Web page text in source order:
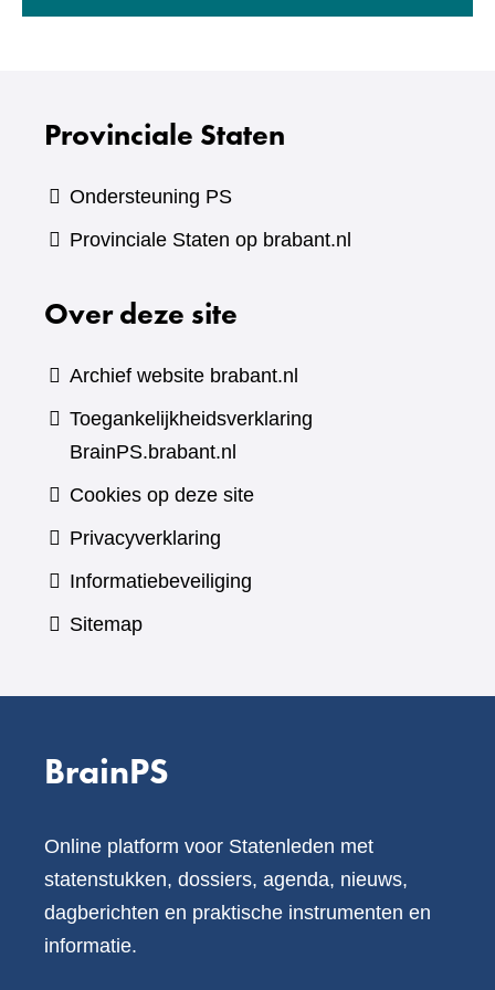
Provinciale Staten
Ondersteuning PS
Provinciale Staten op brabant.nl
Over deze site
Archief website brabant.nl
Toegankelijkheidsverklaring
BrainPS.brabant.nl
Cookies op deze site
Privacyverklaring
Informatiebeveiliging
Sitemap
BrainPS
Online platform voor Statenleden met
statenstukken, dossiers, agenda, nieuws,
dagberichten en praktische instrumenten en
informatie.